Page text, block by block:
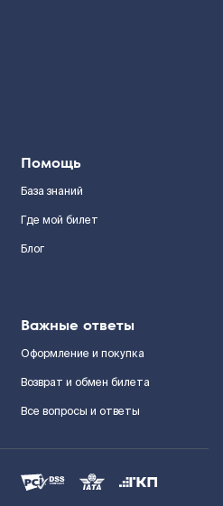
Помощь
База знаний
Где мой билет
Блог
Важные ответы
Оформление и покупка
Возврат и обмен билета
Все вопросы и ответы